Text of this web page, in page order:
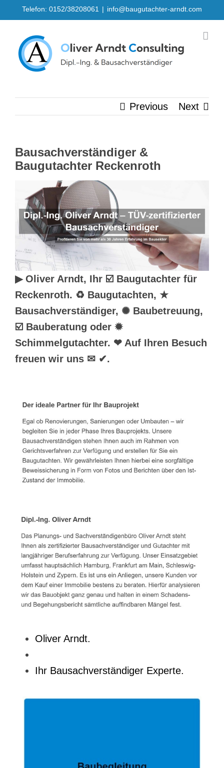
to
content
Telefon: 0152/38208061 | info@baugutachter-arndt.com
Previous Next
Bausachverständiger &
Baugutachter Reckenroth
▶︎ Oliver Arndt, Ihr ☑️ Baugutachter für
Reckenroth. ♻ Baugutachten, ★
Bausachverständiger, ✺ Baubetreuung,
☑️ Bauberatung oder ✹
Schimmelgutachter. ❤ Auf Ihren Besuch
freuen wir uns ✉ ✔.
Oliver Arndt.
Ihr Bausachverständiger Experte.